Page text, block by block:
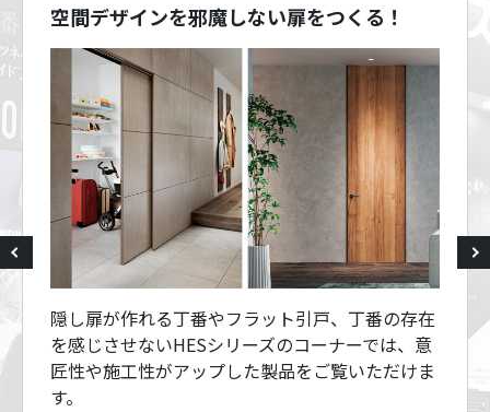
空間デザインを邪魔しない扉をつくる！
隠し扉が作れる丁番やフラット引戸、丁番の存在
を感じさせないHESシリーズのコーナーでは、意
匠性や施工性がアップした製品をご覧いただけま
す。